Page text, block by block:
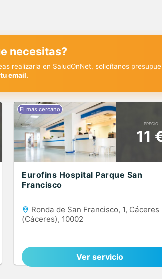
necesitas?
realizarla en SaludOnNet, solicítanos
email.
PRECIO
11
Eurofins Hospital Parque San
Francisco
Ronda de San Francisco, 1, Cáceres
(Cáceres), 10002
Ver servicio